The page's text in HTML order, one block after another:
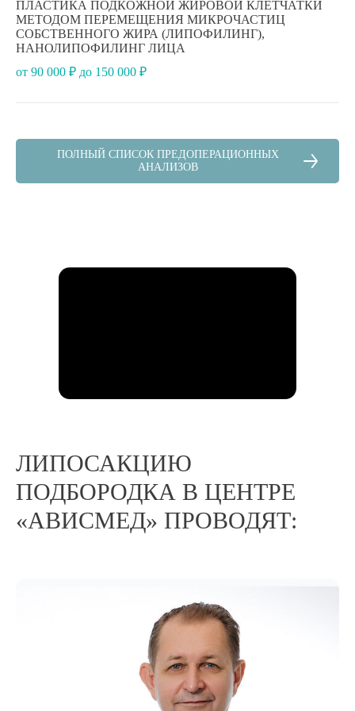
ПЛАСТИКА ПОДКОЖНОЙ ЖИРОВОЙ КЛЕТЧАТКИ
МЕТОДОМ ПЕРЕМЕЩЕНИЯ МИКРОЧАСТИЦ
СОБСТВЕННОГО ЖИРА (ЛИПОФИЛИНГ),
НАНОЛИПОФИЛИНГ ЛИЦА
от 90 000 ₽ до 150 000 ₽
ПОЛНЫЙ СПИСОК ПРЕДОПЕРАЦИОННЫХ
АНАЛИЗОВ
ЛИПОСАКЦИЮ
ПОДБОРОДКА В ЦЕНТРЕ
«АВИСМЕД» ПРОВОДЯТ: